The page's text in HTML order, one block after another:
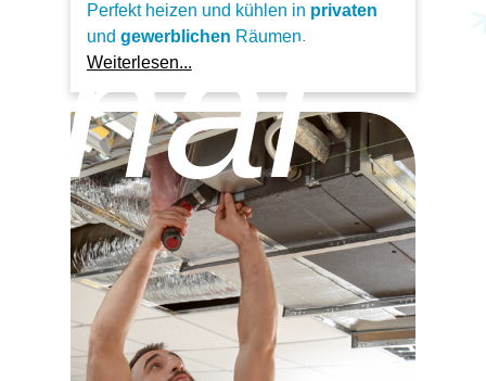
Perfekt heizen und kühlen in privaten
und gewerblichen Räumen.
Weiterlesen...